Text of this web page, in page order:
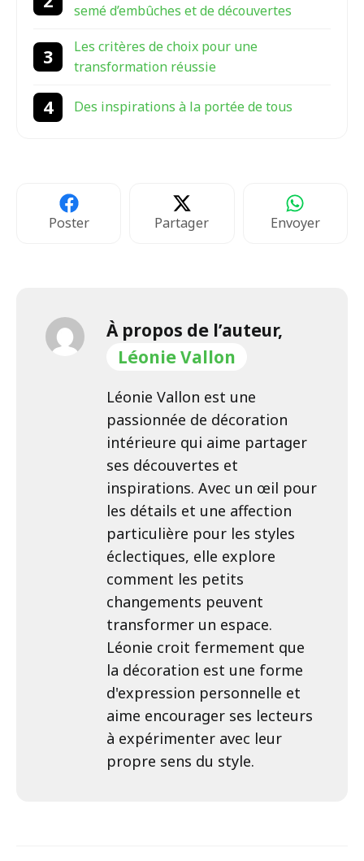
semé d’embûches et de découvertes
Les critères de choix pour une
transformation réussie
Des inspirations à la portée de tous
Poster Partager Envoyer
À propos de l’auteur,
Léonie Vallon
Léonie Vallon est une
passionnée de décoration
intérieure qui aime partager
ses découvertes et
inspirations. Avec un œil pour
les détails et une affection
particulière pour les styles
éclectiques, elle explore
comment les petits
changements peuvent
transformer un espace.
Léonie croit fermement que
la décoration est une forme
d'expression personnelle et
aime encourager ses lecteurs
à expérimenter avec leur
propre sens du style.